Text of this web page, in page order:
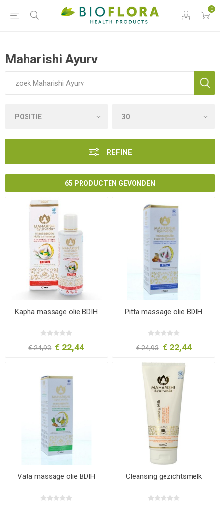
0
Maharishi Ayurv
REFINE
65 PRODUCTEN GEVONDEN
Kapha massage olie BDIH
€ 24,93 € 22,44
Pitta massage olie BDIH
€ 24,93 € 22,44
Vata massage olie BDIH Cleansing gezichtsmelk